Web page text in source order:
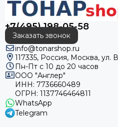
+7(495) 198-05-58
Заказать звонок
info@tonarshop.ru
117335, Россия, Москва, ул.
Пн-Пт с 10 до 20 часов
ООО "Англер"
ИНН: 7736660489
ОГРН: 1137746464811
WhatsApp
Telegram